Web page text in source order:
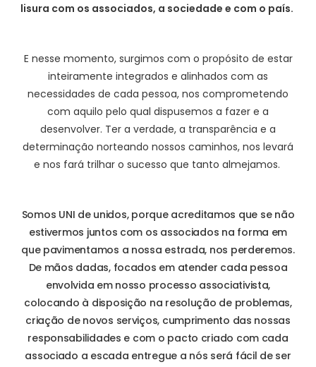
lisura com os associados, a sociedade e com o país.
E nesse momento, surgimos com o propósito de estar
inteiramente integrados e alinhados com as
necessidades de cada pessoa, nos comprometendo
com aquilo pelo qual dispusemos a fazer e a
desenvolver. Ter a verdade, a transparência e a
determinação norteando nossos caminhos, nos levará
e nos fará trilhar o sucesso que tanto almejamos.
Somos UNI de unidos, porque acreditamos que se não
estivermos juntos com os associados na forma em
que pavimentamos a nossa estrada, nos perderemos.
De mãos dadas, focados em atender cada pessoa
envolvida em nosso processo associativista,
colocando à disposição na resolução de problemas,
criação de novos serviços, cumprimento das nossas
responsabilidades e com o pacto criado com cada
associado a escada entregue a nós será fácil de ser